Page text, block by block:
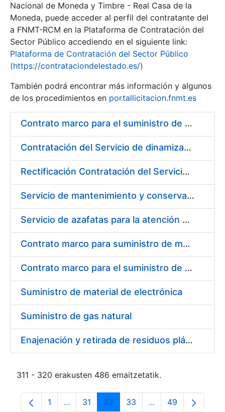
Erakutsi/Ezkutatu
Erakutsi/Ezkutatu
Nacional de Moneda y Timbre - Real Casa de la
Moneda, puede acceder al perfil del contratante del
a FNMT-RCM en la Plataforma de Contratación del
Sector Público accediendo en el siguiente link:
Plataforma de Contratación del Sector Público
(https://contrataciondelestado.es/)
También podrá encontrar más información y algunos
de los procedimientos en portallicitacion.fnmt.es
Contrato marco para el suministro de ferretería
Contratación del Servicio de dinamización y fomento del uso de certificados ceres en redes sociales
Rectificación Contratación del Servicio de dinamización y fomento del uso de certificados ceres en redes sociales
Servicio de mantenimiento y conservación de plantas y flores
Servicio de azafatas para la atención al público en las tiendas de la Fábrica Nacional de Moneda y Timbre – Real Casa de Moneda
Contrato marco para suministro de material de transmisiones y rodamientos
Contrato marco para el suministro de material de filtración
Suministro de material de electrónica
Suministro de gas natural
Enajenación y retirada de residuos plásticos durante 2016
311 - 320 erakusten 486 emaitzetatik.
Orrialdea
1 ...Intermediate Pages Use TAB to navigate.
Orrialdea
31 Orrialdea
32 Orrialdea
33 ...Intermediate
Orrialdea
49